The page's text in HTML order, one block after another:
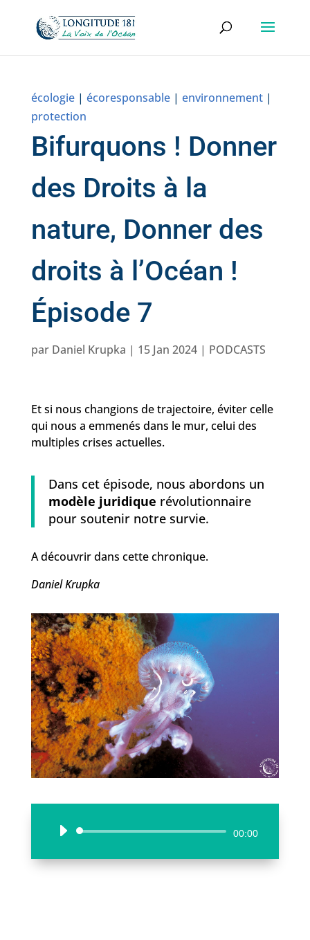
écologie| écoresponsable| environnement|
protection
Bifurquons ! Donner
des Droits à la
nature, Donner des
droits à l’Océan !
Épisode 7
par Daniel Krupka | 15 Jan 2024| PODCASTS
Et si nous changions de trajectoire, éviter celle
qui nous a emmenés dans le mur, celui des
multiples crises actuelles.
Dans cet épisode, nous abordons un
modèle juridique révolutionnaire
pour soutenir notre survie.
A découvrir dans cette chronique.
Daniel Krupka
Lecteur
00:00